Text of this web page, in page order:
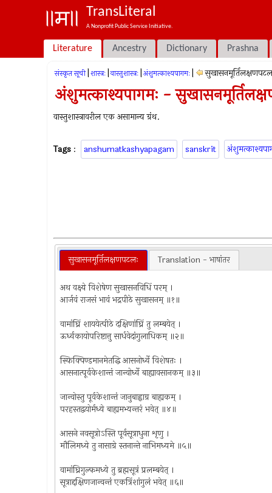
TransLiteral
A Nonprofit Public Service Initiative.
Literature Ancestry Dictionary Prashna
संस्कृत सूची शास्त्रः वास्तुशास्त्रः अंशुमत्काश्यपागमः
अंशुमत्काश्यपागमः -
वास्तुशास्त्रावरील एक असामान्य ग्रंथ.
Tags : anshumatkashyapagam sanskrit
सुखासनमूर्तिलक्षणपटलः Translation - भाषांतर
अथ वक्ष्ये विशेषेण सुखासनविधिं परम् ।
आर्जवं राजसं भावं भद्रपीठे सुखासनम् ॥१॥
वामांघ्रिं शाययेत्पीठे दक्षिणांघ्रिं तु लम्बयेत् ।
ऊर्ध्वकायोपरिष्टात्तु सार्धवेदांगुलाधिकम् ॥२॥
स्फिक्पिण्डमानमेतद्धि आसनोर्ध्वे विशेषतः ।
आसनात्पूर्वकेशान्तं जान्वोर्ध्वे बाह्यावसानकम् ॥३॥
जान्वोस्तु पूर्वकेशान्तं जानुबाह्वाग्र बाह्यकम् ।
परहस्तद्वयोर्मध्ये बाह्यमभ्यन्तरं भवेत् ॥४॥
आसने नवसूत्रोऽस्ति पूर्वसूत्राधुना शृणु ।
मौलिमध्ये तु नासाग्रे स्तनान्ते नाभिमध्यमे ॥५॥
वामांघ्रिगुल्फमध्ये तु ब्रह्मसूत्रं प्रलम्बयेत् ।
सूत्राद्दक्षिणजान्वन्तं एकत्रिंशांगुलं भवेत् ॥६॥